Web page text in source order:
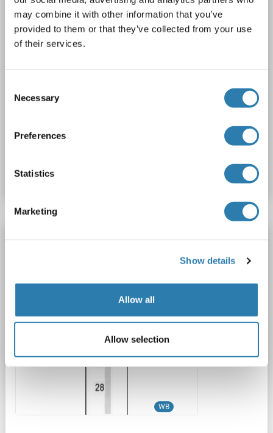
may combine it with other information that you’ve
provided to them or that they’ve collected from your use
of their services.
Selection
Necessary
Preferences
Statistics
Marketing
Show details
Allow all
Allow selection
1 image
Datenblatt
OR52L1 Antikörper (C-Term)
Wirt: Kaninchen
WB